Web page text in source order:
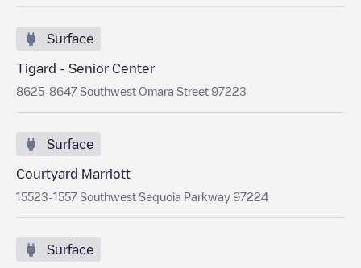
Surface
Tigard - Senior Center
8625-8647 Southwest Omara Street 97223
Surface
Courtyard Marriott
15523-1557 Southwest Sequoia Parkway 97224
Surface